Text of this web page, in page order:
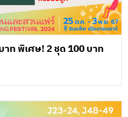
าท พิเศษ! 2 ชุด 100 บาท